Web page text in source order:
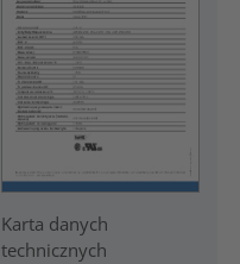
Karta danych
technicznych